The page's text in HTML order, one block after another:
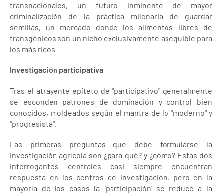
transnacionales, un futuro inminente de mayor
criminalización de la práctica milenaria de guardar
semillas, un mercado donde los alimentos libres de
transgénicos son un nicho exclusivamente asequible para
los más ricos.
Investigación participativa
Tras el atrayente epíteto de "participativo" generalmente
se esconden patrones de dominación y control bien
conocidos, moldeados según el mantra de lo "moderno" y
"progresista".
Las primeras preguntas que debe formularse la
investigación agrícola son ¿para qué? y ¿cómo? Estas dos
interrogantes centrales casi siempre encuentran
respuesta en los centros de investigación, pero en la
mayoría de los casos la `participación' se reduce a la